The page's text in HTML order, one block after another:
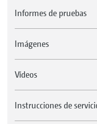
Informes de pruebas
Imágenes
Vídeos
Instrucciones de